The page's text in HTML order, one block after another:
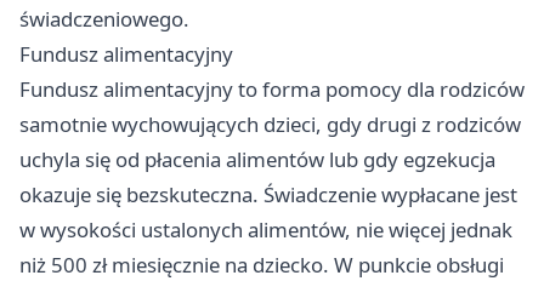
świadczeniowego.
Fundusz alimentacyjny
Fundusz alimentacyjny to forma pomocy dla rodziców
samotnie wychowujących dzieci, gdy drugi z rodziców
uchyla się od płacenia alimentów lub gdy egzekucja
okazuje się bezskuteczna. Świadczenie wypłacane jest
w wysokości ustalonych alimentów, nie więcej jednak
niż 500 zł miesięcznie na dziecko. W punkcie obsługi